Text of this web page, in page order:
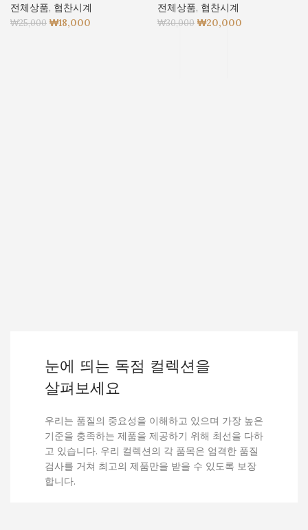
전체상품, 협찬시계
₩25,000 ₩18,000
전체상품, 협찬시계
₩30,000 ₩20,000
눈에 띄는 독점 컬렉션을
살펴보세요
우리는 품질의 중요성을 이해하고 있으며 가장 높은
기준을 충족하는 제품을 제공하기 위해 최선을 다하
고 있습니다. 우리 컬렉션의 각 품목은 엄격한 품질
검사를 거쳐 최고의 제품만을 받을 수 있도록 보장
합니다.